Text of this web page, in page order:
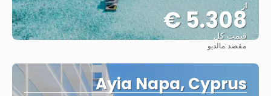
از
5.308 €
قیمت کل
مقصد:مالدیو
Ayia Napa, Cyprus